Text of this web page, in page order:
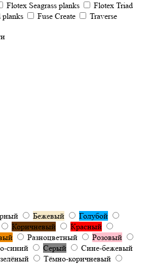
Flotex Seagrass planks
Flotex Triad
planks Fuse Create
Traverse
Бежевый
Голубой
Коричневый
Красный
Разноцветный
Розовый
синий Серый
Сине-бежевый
Тёмно-коричневый